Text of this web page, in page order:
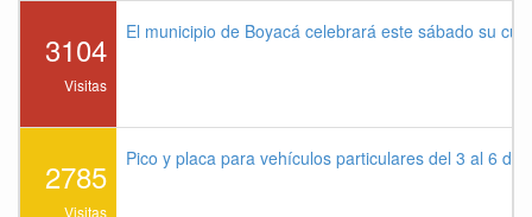
3104
Visitas
El municipio de Boyacá celebrará este sábado su
2785
Visitas
Pico y placa para vehículos particulares del 3 al 6 de